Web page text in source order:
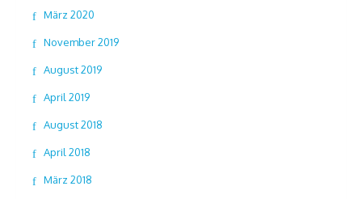
März 2020
November 2019
August 2019
April 2019
August 2018
April 2018
März 2018